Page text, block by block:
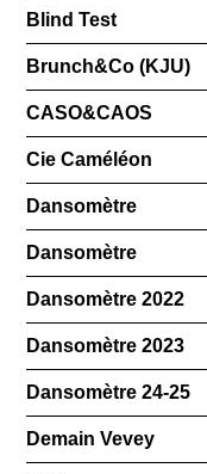
Blind Test
Brunch&Co (KJU)
CASO&CAOS
Cie Caméléon
Dansomètre
Dansomètre
Dansomètre 2022
Dansomètre 2023
Dansomètre 24-25
Demain Vevey